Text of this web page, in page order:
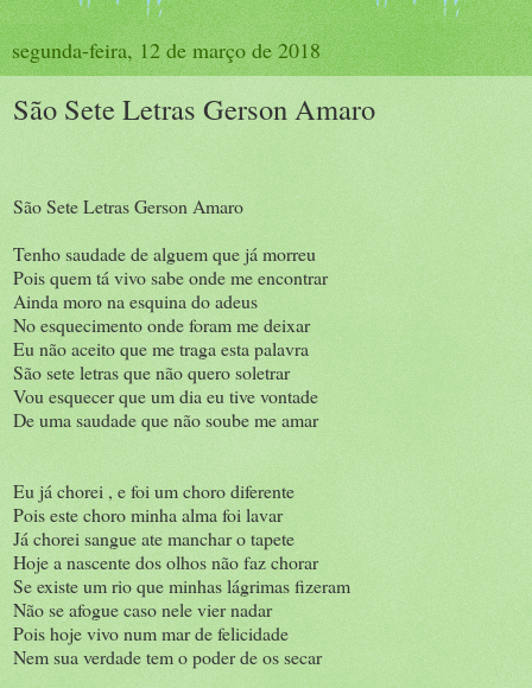
segunda-feira, 12 de março de 2018
São Sete Letras Gerson Amaro
São Sete Letras Gerson Amaro
Tenho saudade de alguem que já morreu
Pois quem tá vivo sabe onde me encontrar
Ainda moro na esquina do adeus
No esquecimento onde foram me deixar
Eu não aceito que me traga esta palavra
São sete letras que não quero soletrar
Vou esquecer que um dia eu tive vontade
De uma saudade que não soube me amar
Eu já chorei , e foi um choro diferente
Pois este choro minha alma foi lavar
Já chorei sangue ate manchar o tapete
Hoje a nascente dos olhos não faz chorar
Se existe um rio que minhas lágrimas fizeram
Não se afogue caso nele vier nadar
Pois hoje vivo num mar de felicidade
Nem sua verdade tem o poder de os secar